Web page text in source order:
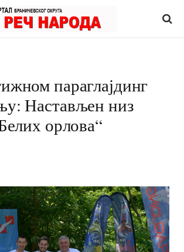
параглајдинг
Настављен низ
орлова“